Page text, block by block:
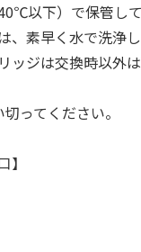
以下）で保管して
素早く水で洗浄し
ジは交換時以外
ってください。
】